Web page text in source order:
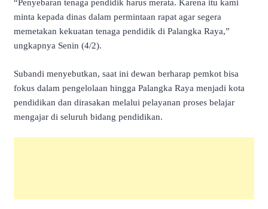
“Penyebaran tenaga pendidik harus merata. Karena itu kami
minta kepada dinas dalam permintaan rapat agar segera
memetakan kekuatan tenaga pendidik di Palangka Raya,”
ungkapnya Senin (4/2).
Subandi menyebutkan, saat ini dewan berharap pemkot bisa
fokus dalam pengelolaan hingga Palangka Raya menjadi kota
pendidikan dan dirasakan melalui pelayanan proses belajar
mengajar di seluruh bidang pendidikan.